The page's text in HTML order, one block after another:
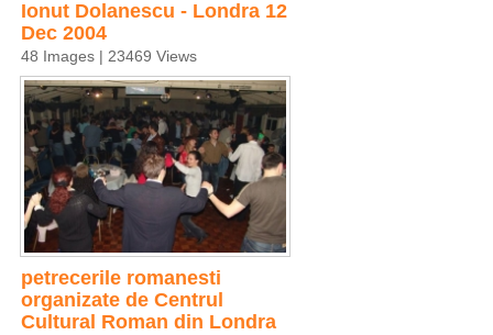
Ionut Dolanescu - Londra 12
Dec 2004
48 Images | 23469 Views
petrecerile romanesti
organizate de Centrul
Cultural Roman din Londra